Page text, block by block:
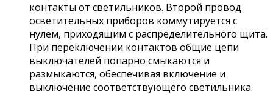
контакты от светильников. Второй провод
осветительных приборов коммутируется с
нулем, приходящим с распределительного щита.
При переключении контактов общие цепи
выключателей попарно смыкаются и
размыкаются, обеспечивая включение и
выключение соответствующего светильника.